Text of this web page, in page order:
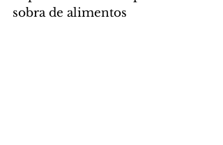
sobra de alimentos